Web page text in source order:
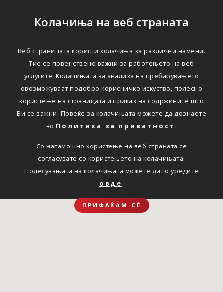
Колачиња на веб страната
Веб страницата користи колачиња за различни намени.
Тие се првенствено важни за работењето на веб
услугите. Колачињата за анализа на пребарувањето
овозможуваат подобро корисничко искуство, полесно
користење на страницата и приказ на содржините што
Ви се важни. Повеќе за колачињата можете да дознаете
во Политика за приватност .
Со натамошно користење на веб страната се
согласувате со користењето на колачињата.
Подесувањата на колачињата можете да го уредите
овде .
ПРИФАЌАМ СЀ